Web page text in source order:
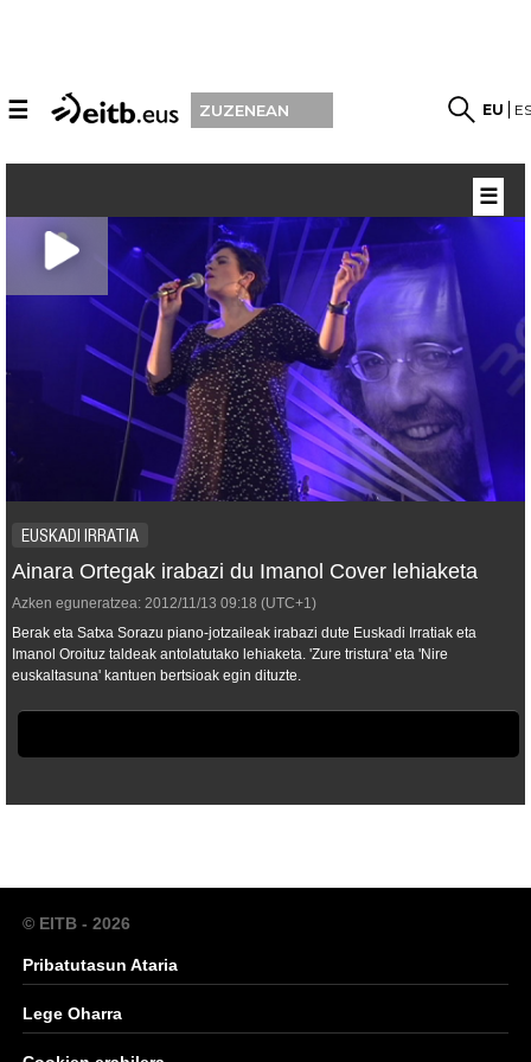
☰ ZUZENEAN EU
EUSKADI IRRATIA
Ainara Ortegak irabazi du Imanol Cover lehiaketa
Azken eguneratzea: 2012/11/13 09:18 (UTC+1)
Berak eta Satxa Sorazu piano-jotzaileak irabazi dute Euskadi Irratiak eta
Imanol Oroituz taldeak antolatutako lehiaketa. 'Zure tristura' eta 'Nire
euskaltasuna' kantuen bertsioak egin dituzte.
☰
© EITB - 2026
Pribatutasun Ataria
Lege Oharra